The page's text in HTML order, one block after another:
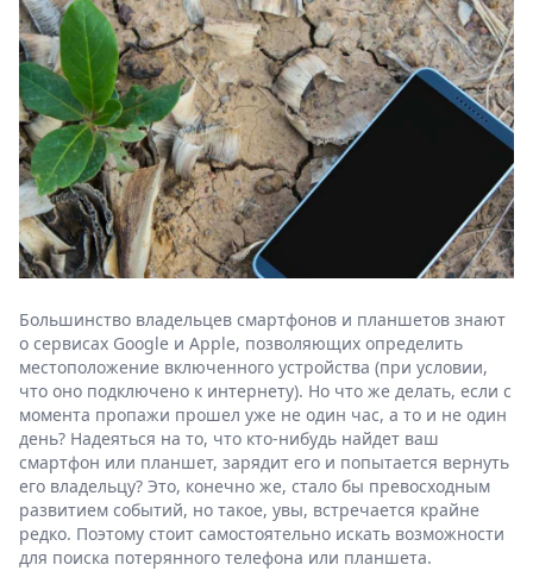
Большинство владельцев смартфонов и планшетов знают
о сервисах Google и Apple, позволяющих определить
местоположение включенного устройства (при условии,
что оно подключено к интернету). Но что же делать, если с
момента пропажи прошел уже не один час, а то и не один
день? Надеяться на то, что кто-нибудь найдет ваш
смартфон или планшет, зарядит его и попытается вернуть
его владельцу? Это, конечно же, стало бы превосходным
развитием событий, но такое, увы, встречается крайне
редко. Поэтому стоит самостоятельно искать возможности
для поиска потерянного телефона или планшета.